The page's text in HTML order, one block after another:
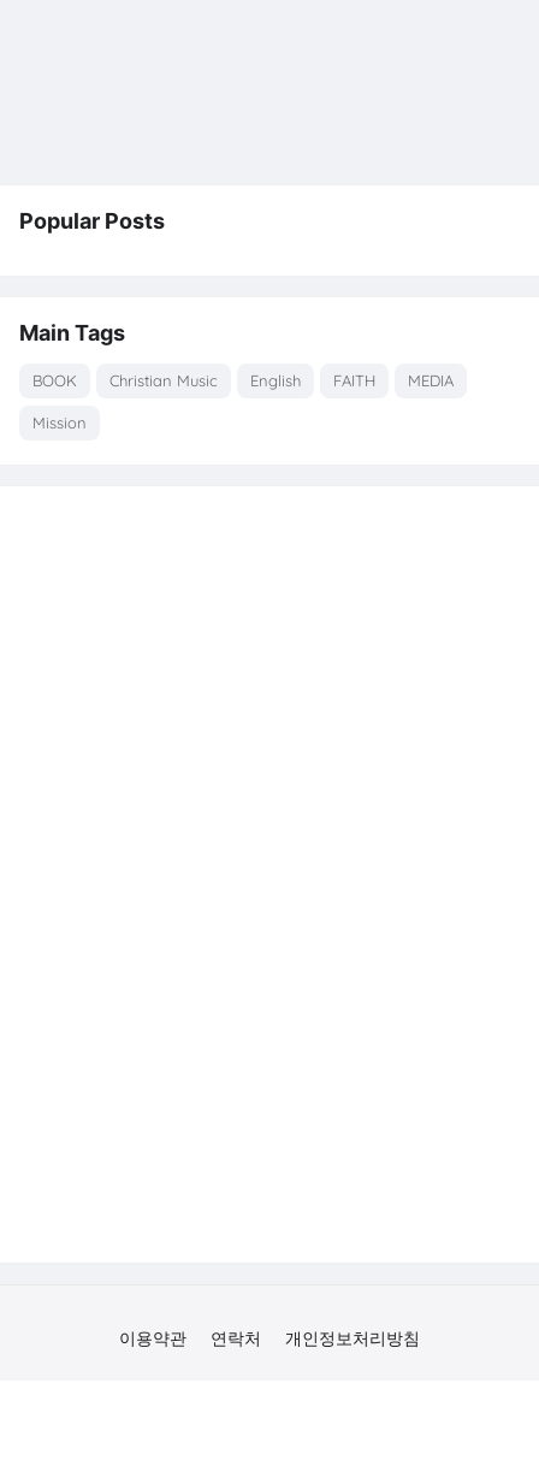
Popular Posts
Main Tags
BOOK Christian Music English FAITH MEDIA
Mission
이용약관 연락처 개인정보처리방침